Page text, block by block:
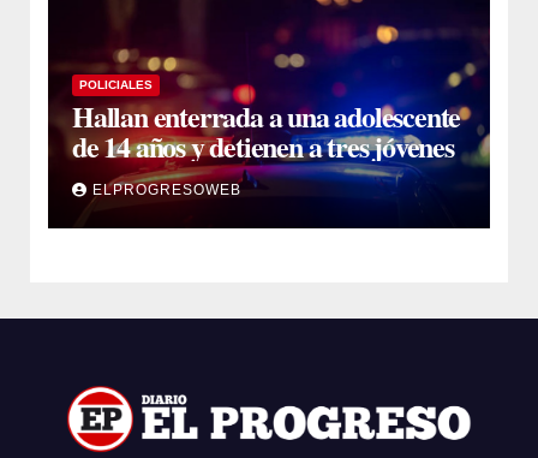
POLICIALES
Hallan enterrada a una adolescente
de 14 años y detienen a tres jóvenes
ELPROGRESOWEB